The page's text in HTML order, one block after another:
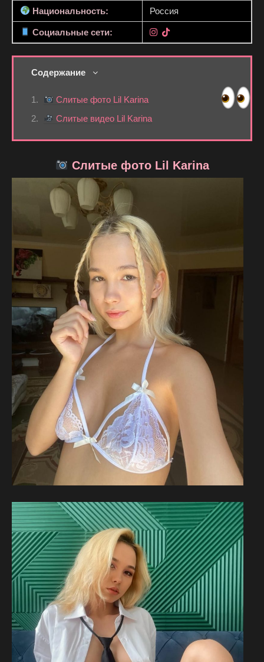
Национальность: Россия
Социальные сети:
Содержание
Слитые фото Lil Karina
Слитые видео Lil Karina
Слитые фото Lil Karina